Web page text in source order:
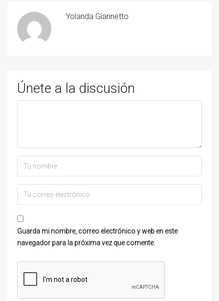
Yolanda Giannetto
Únete a la discusión
Guarda mi nombre, correo electrónico y web en este
navegador para la próxima vez que comente.